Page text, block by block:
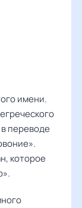
имени.
переводе
которое